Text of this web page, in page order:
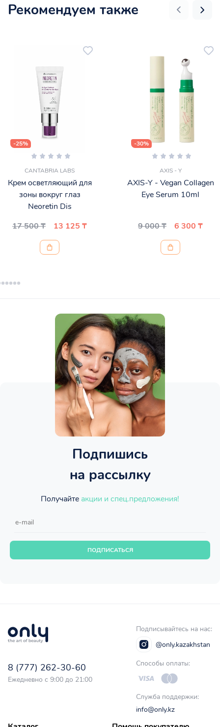
Рекомендуем также
-25%
CANTABRIA LABS
Крем осветляющий для
зоны вокруг глаз
Neoretin Dis
17 500 ₸
13 125 ₸
-30%
AXIS - Y
AXIS-Y - Vegan Collagen
Eye Serum 10ml
9 000 ₸ 6 300 ₸
Подпишись
на рассылку
Получайте акции и спец.предложения!
ПОДПИСАТЬСЯ
8 (777) 262-30-60
Ежедневно с 9:00 до 21:00
Подписывайтесь на нас:
@only.kazakhstan
Способы оплаты:
Служба поддержки:
info@only.kz